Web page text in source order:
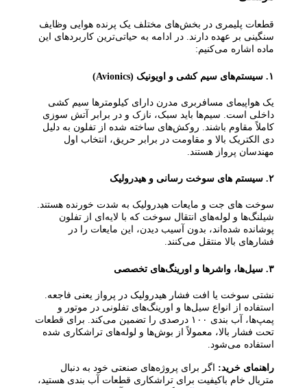
قطعات پلیمری در بخش‌های مختلف یک پرنده هوایی وظایف
سنگینی بر عهده دارند. در ادامه به حیاتی‌ترین کاربردهای این
ماده اشاره می‌کنیم:
۱. سیستم‌های سیم‌ کشی و اویونیک (Avionics)
یک هواپیمای مسافربری مدرن دارای کیلومترها سیم‌ کشی
داخلی است. سیم‌ها باید سبک، نازک و در برابر آتش‌ سوزی
کاملاً مقاوم باشند. روکش‌های ساخته شده از تفلون به دلیل
دی‌ الکتریک بالا و مقاومت در برابر حریق، انتخاب اول
مهندسان پرواز هستند.
۲. سیستم‌ های سوخت‌ رسانی و هیدرولیک
سوخت‌ های جت و مایعات هیدرولیک به شدت خورنده هستند.
شیلنگ‌ها و لوله‌های انتقال سوخت که با لایه‌ای از تفلون
پوشانده شده‌اند، بدون آسیب دیدن، این مایعات را در
فشارهای بالا منتقل می‌کنند.
۳. سیل‌ها، واشرها و اورینگ‌های تخصصی
نشتی سوخت یا افت فشار هیدرولیک در پرواز یعنی فاجعه.
استفاده از انواع سیل‌ها و اورینگ‌های تفلونی در موتور و
پمپ‌ها، آب‌ بندی ۱۰۰ درصدی را تضمین می‌کند. برای قطعات
تحت فشار بالا، معمولاً از بوش‌ها و لوله‌های تراشکاری شده
استفاده می‌شود.
راهنمای خرید: اگر برای پروژه‌های صنعتی خود به دنبال
متریال خام باکیفیت برای تراشکاری قطعات آب‌ بندی هستید،